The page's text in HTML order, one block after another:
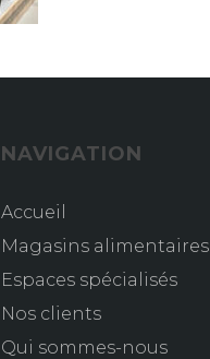
NAVIGATION
Accueil
Magasins alimentaires
Espaces spécialisés
Nos clients
Qui sommes-nous